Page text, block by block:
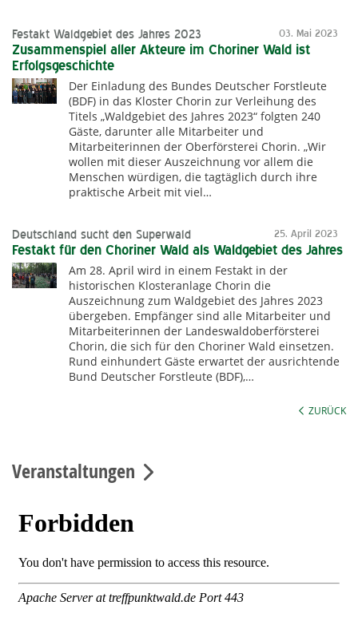
03. Mai 2023
Festakt Waldgebiet des Jahres 2023
Zusammenspiel aller Akteure im Choriner Wald ist
Erfolgsgeschichte
Der Einladung des Bundes Deutscher Forstleute
(BDF) in das Kloster Chorin zur Verleihung des
Titels „Waldgebiet des Jahres 2023“ folgten 240
Gäste, darunter alle Mitarbeiter und
Mitarbeiterinnen der Oberförsterei Chorin. „Wir
wollen mit dieser Auszeichnung vor allem die
Menschen würdigen, die tagtäglich durch ihre
praktische Arbeit mit viel…
25. April 2023
Deutschland sucht den Superwald
Festakt für den Choriner Wald als Waldgebiet des Jahres
Am 28. April wird in einem Festakt in der
historischen Klosteranlage Chorin die
Auszeichnung zum Waldgebiet des Jahres 2023
übergeben. Empfänger sind alle Mitarbeiter und
Mitarbeiterinnen der Landeswaldoberförsterei
Chorin, die sich für den Choriner Wald einsetzen.
Rund einhundert Gäste erwartet der ausrichtende
Bund Deutscher Forstleute (BDF),…
ZURÜCK
Veranstaltungen